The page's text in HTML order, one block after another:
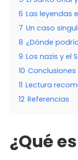
6 Las leyendas
7 Un caso
8 ¿Dónde
9 Los nazis y el
10 Conclusiones
11 Lectura
12 Referencias
¿Qué